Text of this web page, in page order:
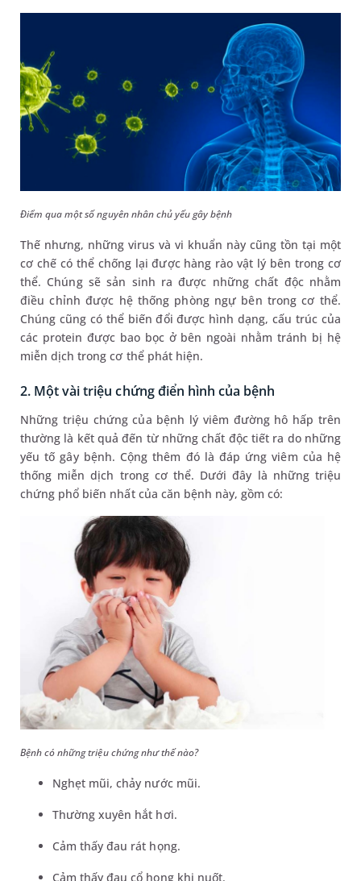
Điểm qua một số nguyên nhân chủ yếu gây bệnh
Thế nhưng, những virus và vi khuẩn này cũng tồn tại một
cơ chế có thể chống lại được hàng rào vật lý bên trong cơ
thể. Chúng sẽ sản sinh ra được những chất độc nhằm
điều chỉnh được hệ thống phòng ngự bên trong cơ thể.
Chúng cũng có thể biến đổi được hình dạng, cấu trúc của
các protein được bao bọc ở bên ngoài nhằm tránh bị hệ
miễn dịch trong cơ thể phát hiện.
2. Một vài triệu chứng điển hình của bệnh
Những triệu chứng của bệnh lý viêm đường hô hấp trên
thường là kết quả đến từ những chất độc tiết ra do những
yếu tố gây bệnh. Cộng thêm đó là đáp ứng viêm của hệ
thống miễn dịch trong cơ thể. Dưới đây là những triệu
chứng phổ biến nhất của căn bệnh này, gồm có:
Bệnh có những triệu chứng như thế nào?
Nghẹt mũi, chảy nước mũi.
Thường xuyên hắt hơi.
Cảm thấy đau rát họng.
Cảm thấy đau cổ họng khi nuốt.